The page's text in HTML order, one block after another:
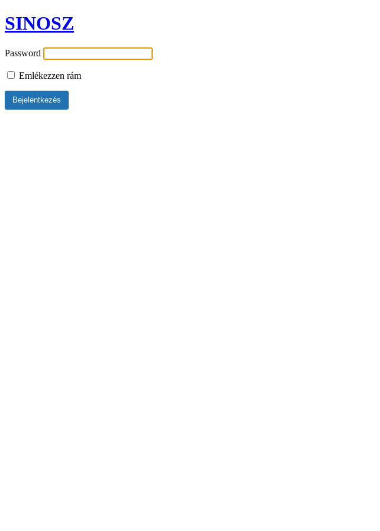
SINOSZ
Password
Emlékezzen rám